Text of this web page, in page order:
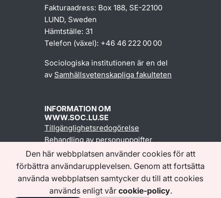
Den här webbplatsen använder cookies för att
förbättra användarupplevelsen. Genom att fortsätta
använda webbplatsen samtycker du till att cookies
används enligt vår cookie-policy.
Fakturaadress: Box 188, SE-22100
LUND, Sweden
Hämtställe: 31
Telefon (växel): +46 46 222 00 00
Sociologiska institutionen är en del
av Samhällsvetenskapliga fakulteten
INFORMATION OM
WWW.SOC.LU.SE
Tillgänglighetsredogörelse
Behandling av personuppgifter
Följ oss